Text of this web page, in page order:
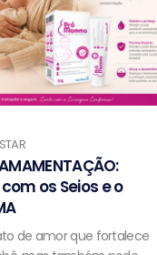
os Seios e o
de amor que fortalece